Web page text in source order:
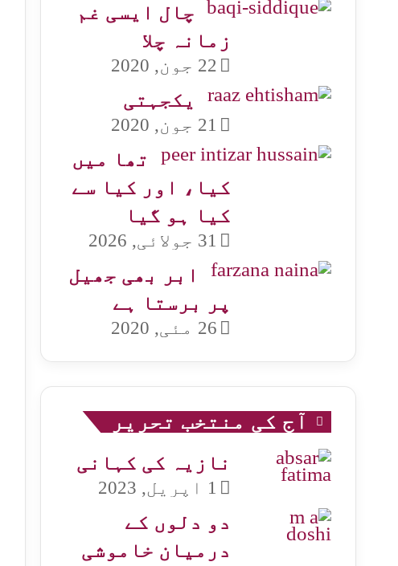
چال ایسی غم
زمانہ چلا
22 جون, 2020
یکجہتی
21 جون, 2020
تھا میں
کیا، اور کیا سے
کیا ہو گیا
31 جولائی, 2026
ابر بھی جھیل
پر برستا ہے
26 مئی, 2020
آج کی منتخب تحریر
نازیہ کی کہانی
1 اپریل, 2023
دو دلوں کے
درمیان خاموشی